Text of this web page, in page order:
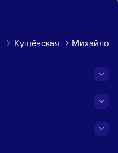
Кущёвская →